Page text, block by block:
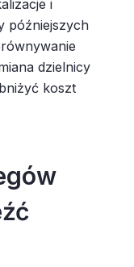
i
późniejszych
dzielnicy
koszt